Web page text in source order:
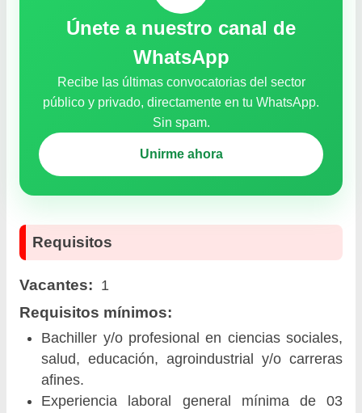
Únete a nuestro canal de
WhatsApp
Recibe las últimas convocatorias del sector
público y privado, directamente en tu WhatsApp.
Sin spam.
Unirme ahora
Requisitos
Vacantes: 1
Requisitos mínimos:
Bachiller y/o profesional en ciencias sociales,
salud, educación, agroindustrial y/o carreras
afines.
Experiencia laboral general mínima de 03